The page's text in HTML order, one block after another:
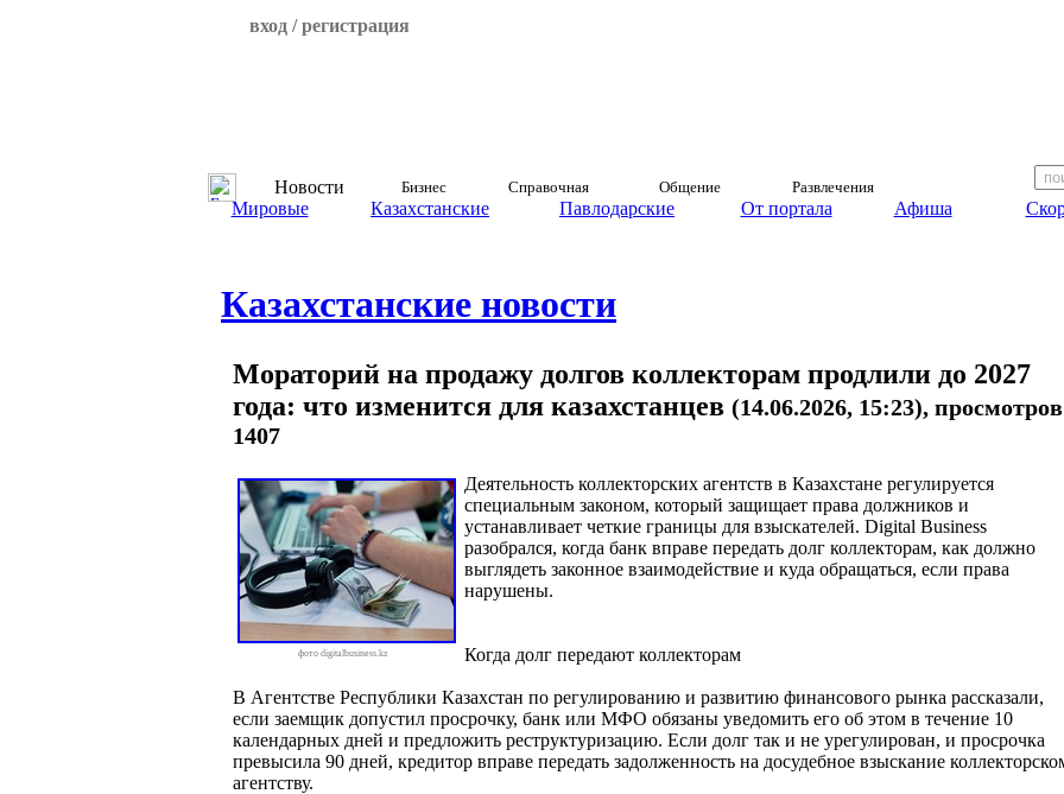
вход / регистрация
Новости Бизнес Справочная Общение Развлечения
Мировые Казахстанские Павлодарские От портала Афиша
Казахстанские новости
Мораторий на продажу долгов коллекторам продлили до 2027
года: что изменится для казахстанцев (14.06.2026, 15:23),
1407
фото digitalbusiness.kz
Деятельность коллекторских агентств в Казахстане регулируется
специальным законом, который защищает права должников и
устанавливает четкие границы для взыскателей. Digital Business
разобрался, когда банк вправе передать долг коллекторам, как должно
выглядеть законное взаимодействие и куда обращаться, если права
нарушены.
Когда долг передают коллекторам
В Агентстве Республики Казахстан по регулированию и развитию финансового рынка рассказали,
если заемщик допустил просрочку, банк или МФО обязаны уведомить его об этом в течение 10
календарных дней и предложить реструктуризацию. Если долг так и не урегулирован, и просрочка
превысила 90 дней, кредитор вправе передать задолженность на досудебное взыскание
агентству.